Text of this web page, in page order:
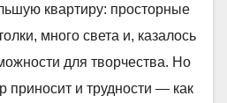
квартиру: просторные
много света и, казалось
для творчества. Но
приносит и трудности — как